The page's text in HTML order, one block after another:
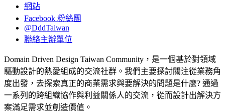
網站
Facebook 粉絲團
@DddTaiwan
聯絡主辦單位
Domain Driven Design Taiwan Community，是一個基於對領域
驅動設計的熱愛組成的交流社群。我們主要探討關注從業務角
度出發，去探索真正的商業需求與要解決的問題是什麼? 通過
一系列的跨組織協作與利益關係人的交流，從而設計出解決方
案滿足需求並創造價值。